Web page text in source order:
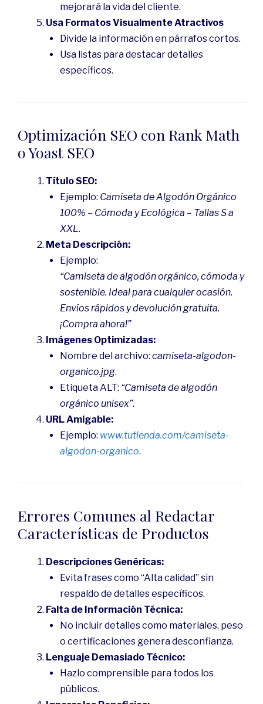
mejorará la vida del cliente.
Usa Formatos Visualmente Atractivos
Divide la información en párrafos cortos.
Usa listas para destacar detalles
específicos.
Optimización SEO con Rank Math
o Yoast SEO
Título SEO:
Ejemplo: Camiseta de Algodón Orgánico
100% – Cómoda y Ecológica – Tallas S a
XXL.
Meta Descripción:
Ejemplo:
“Camiseta de algodón orgánico, cómoda y
sostenible. Ideal para cualquier ocasión.
Envíos rápidos y devolución gratuita.
¡Compra ahora!”
Imágenes Optimizadas:
Nombre del archivo: camiseta-algodon-
organico.jpg.
Etiqueta ALT: “Camiseta de algodón
orgánico unisex”.
URL Amigable:
Ejemplo: www.tutienda.com/camiseta-
algodon-organico.
Errores Comunes al Redactar
Características de Productos
Descripciones Genéricas:
Evita frases como “Alta calidad” sin
respaldo de detalles específicos.
Falta de Información Técnica:
No incluir detalles como materiales, peso
o certificaciones genera desconfianza.
Lenguaje Demasiado Técnico:
Hazlo comprensible para todos los
públicos.